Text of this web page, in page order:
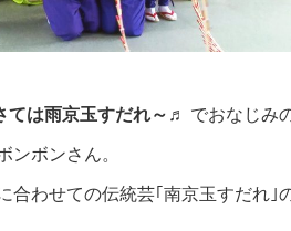
ては雨京玉すだれ～♬ でおなじみ
ンボンさん。
合わせての伝統芸｢南京玉すだれ｣